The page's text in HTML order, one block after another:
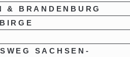
& BRANDENBURG
SACHSEN-